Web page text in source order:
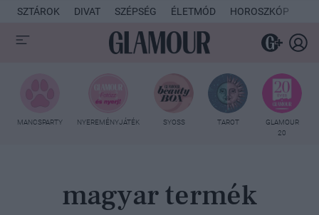
SZTÁROK DIVAT SZÉPSÉG ÉLETMÓD HOROSZKÓP
MANCSPARTY NYEREMÉNYJÁTÉK SYOSS TAROT
GLAMOUR
20
magyar termék